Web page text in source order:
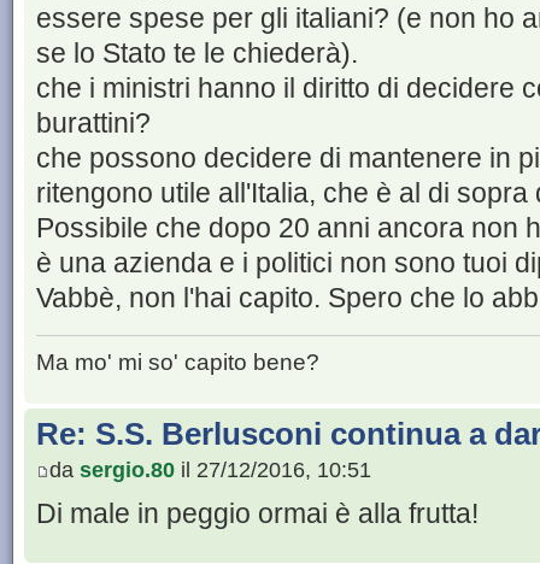
essere spese per gli italiani? (e non ho
se lo Stato te le chiederà).
che i ministri hanno il diritto di decidere
burattini?
che possono decidere di mantenere in
ritengono utile all'Italia, che è al di sopra
Possibile che dopo 20 anni ancora non
è una azienda e i politici non sono tuoi
Vabbè, non l'hai capito. Spero che lo
Ma mo' mi so' capito bene?
Re: S.S. Berlusconi continua a
da sergio.80 il 27/12/2016, 10:51
Di male in peggio ormai è alla frutta!